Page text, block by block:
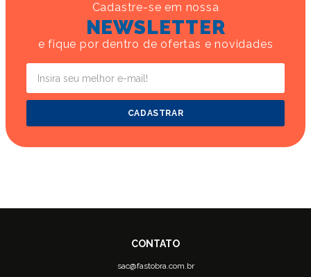
Cadastre-se em nossa
NEWSLETTER
e fique por dentro de ofertas e novidades
CADASTRAR
sac@fastobra.com.br